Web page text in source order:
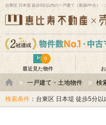
台東区 日本堤 徒歩5分以内の一戸建て（新築/中古）・
最近見た物件
0
一戸建て・土地物件 検
検索条件 ：台東区 日本堤 徒歩5分以